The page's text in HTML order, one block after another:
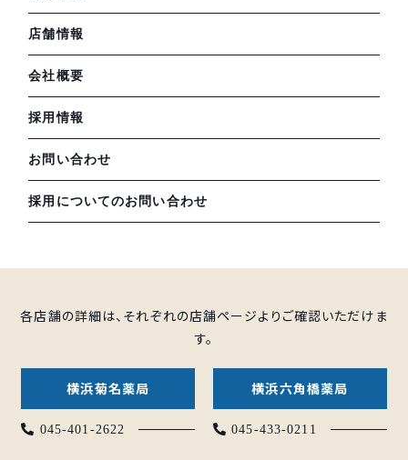
店舗情報
会社概要
採用情報
お問い合わせ
採用についてのお問い合わせ
各店舗の詳細は、それぞれの店舗ページよりご確認いただけま
す。
横浜菊名薬局
045-401-2622
横浜六角橋薬局
045-433-0211